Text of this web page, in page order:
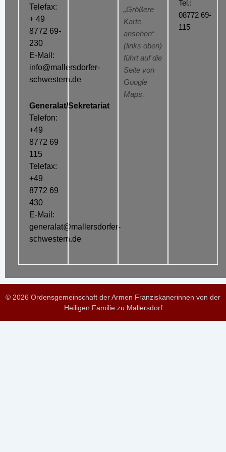
Telefax:
+ 49
8772 69-
230
E-Mail:
info@mallersdorfer-
schwestern.de
Generalat/Sekretariat
Telefon:
+49
8772 69
115
Telefax:
+49
8772 69
430
E-Mail:
generalat@mallersdorfer-
schwestern.de
„Größere
Karte
ansehen“
(links oben)
führt auf die
Seite von
Google
Maps.
Tel.:
08772 69-
115
© 2026 Ordensgemeinschaft der Armen Franziskanerinnen von der
Heiligen Familie zu Mallersdorf